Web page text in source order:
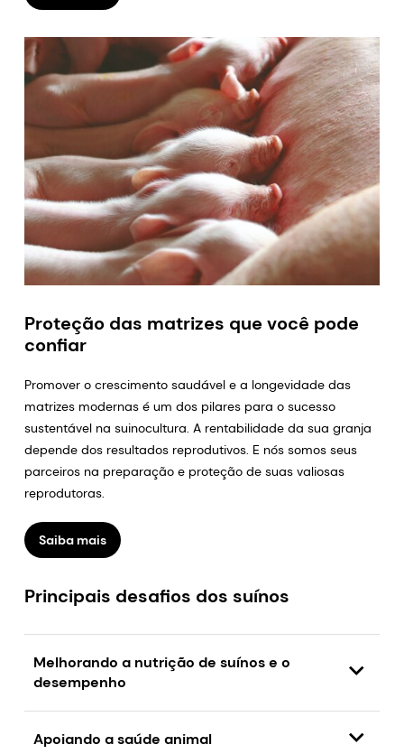
Proteção das matrizes que você pode
confiar
Promover o crescimento saudável e a longevidade das
matrizes modernas é um dos pilares para o sucesso
sustentável na suinocultura. A rentabilidade da sua granja
depende dos resultados reprodutivos. E nós somos seus
parceiros na preparação e proteção de suas valiosas
reprodutoras.
Saiba mais
Principais desafios dos suínos
Melhorando a nutrição de suínos e o
desempenho
Apoiando a saúde animal